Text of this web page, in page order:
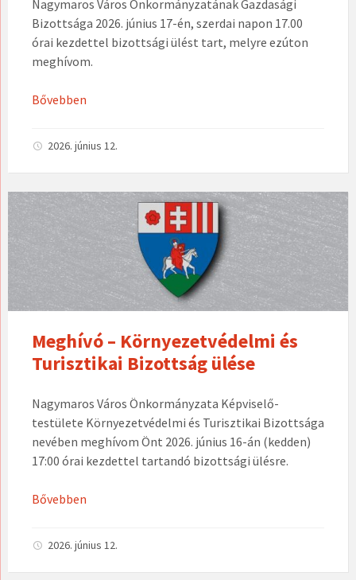
Nagymaros Város Önkormányzatának Gazdasági
Bizottsága 2026. június 17-én, szerdai napon 17.00
órai kezdettel bizottsági ülést tart, melyre ezúton
meghívom.
Bővebben
2026. június 12.
Meghívó – Környezetvédelmi és
Turisztikai Bizottság ülése
Nagymaros Város Önkormányzata Képviselő-
testülete Környezetvédelmi és Turisztikai Bizottsága
nevében meghívom Önt 2026. június 16-án (kedden)
17:00 órai kezdettel tartandó bizottsági ülésre.
Bővebben
2026. június 12.